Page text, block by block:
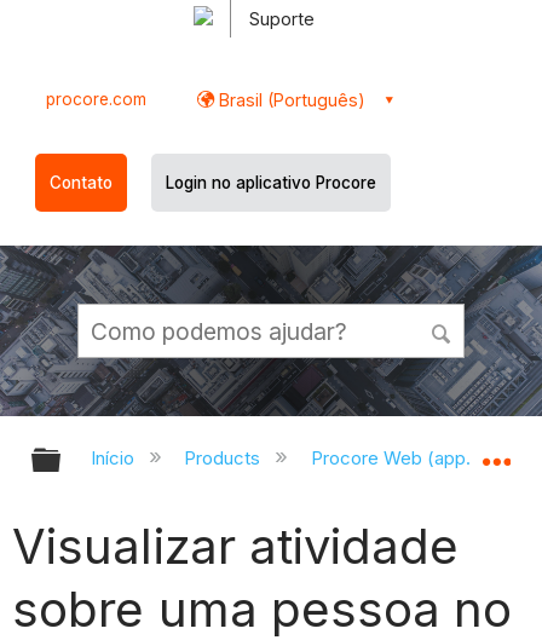
Suporte
procore.com Brasil (Português)
Contato Login no aplicativo Procore
Expandir/recolher hierarquia
Início Products Procore Web
Visualizar atividade
sobre uma pessoa no